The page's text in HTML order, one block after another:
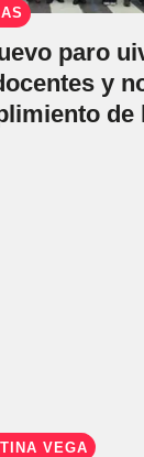
paro
y
de
VEGA